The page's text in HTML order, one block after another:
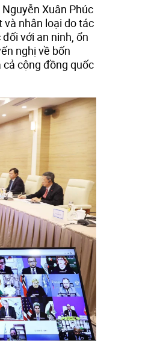
Nguyễn Xuân Phúc
nhân loại do tác
với an ninh, ổn
nghị về bốn
cộng đồng quốc